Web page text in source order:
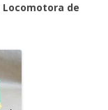
Locomotora de